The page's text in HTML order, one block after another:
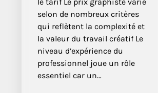
selon de nombreux critères
qui reflètent la complexité et
la valeur du travail créatif Le
niveau d’expérience du
professionnel joue un rôle
essentiel car un…